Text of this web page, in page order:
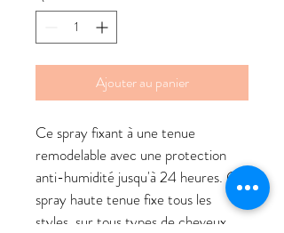
Ajouter au panier
Ce spray fixant à une tenue
remodelable avec une protection
anti-humidité jusqu'à 24 heures. Ce
spray haute tenue fixe tous les
styles, sur tous types de cheveux,